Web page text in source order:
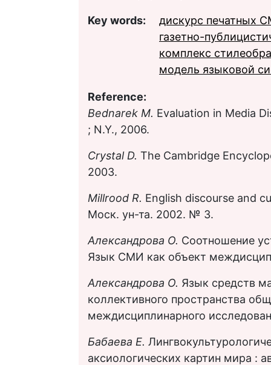
Key words:
дискурс печатных
газетно-
комплекс
модель языковой
Reference:
Bednarek M. Evaluation in Media
; N.Y., 2006.
Crystal D. The Cambridge
2003.
Millrood R. English discourse and
Моск. ун-та. 2002. № 3.
Александрова О. Соотношение
Язык СМИ как объект
Александрова О. Язык средств
коллективного пространства
междисциплинарного
Бабаева Е.
аксиологических картин мира :